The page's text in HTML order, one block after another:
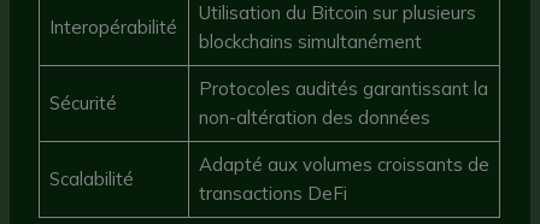
Interopérabilité
Utilisation du Bitcoin sur plusieurs
blockchains simultanément
Sécurité
Protocoles audités garantissant la
non-altération des données
Scalabilité
Adapté aux volumes croissants de
transactions DeFi